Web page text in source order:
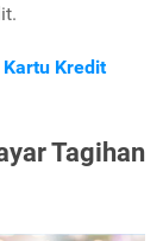
Kredit
Tagihan